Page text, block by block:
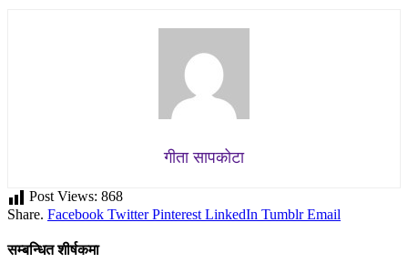
गीता सापकोटा
Post Views: 868
Share. Facebook Twitter Pinterest LinkedIn Tumblr Email
सम्बन्धित शीर्षकमा